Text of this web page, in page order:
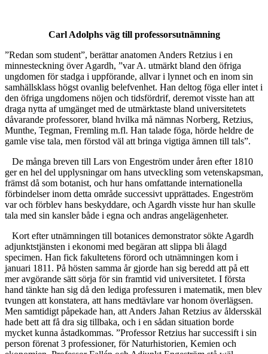
Carl Adolphs väg till professorsutnämning
”Redan som student”, berättar anatomen Anders Retzius i en
minnesteckning över Agardh, ”var A. utmärkt bland den öfriga
ungdomen för stadga i uppförande, allvar i lynnet och en inom sin
samhällsklass högst ovanlig belefvenhet. Han deltog föga eller intet i
den öfriga ungdomens nöjen och tidsfördrif, deremot visste han att
draga nytta af umgänget med de utmärktaste bland universitetets
dåvarande professorer, bland hvilka må nämnas Norberg, Retzius,
Munthe, Tegman, Fremling m.fl. Han talade föga, hörde heldre de
gamle vise tala, men förstod väl att bringa vigtiga ämnen till tals”.
De många breven till Lars von Engeström under åren efter 1810
ger en hel del upplysningar om hans utveckling som vetenskapsman,
främst då som botanist, och hur hans omfattande internationella
förbindelser inom detta område successivt upprättades. Engeström
var och förblev hans beskyddare, och Agardh visste hur han skulle
tala med sin kansler både i egna och andras angelägenheter.
Kort efter utnämningen till botanices demonstrator sökte Agardh
adjunktstjänsten i ekonomi med begäran att slippa bli ålagd
specimen. Han fick fakultetens förord och utnämningen kom i
januari 1811. På hösten samma år gjorde han sig beredd att på ett
mer avgörande sätt sörja för sin framtid vid universitetet. I första
hand tänkte han sig då den lediga professuren i matematik, men blev
tvungen att konstatera, att hans medtävlare var honom överlägsen.
Men samtidigt påpekade han, att Anders Jahan Retzius av åldersskäl
hade bett att få dra sig tillbaka, och i en sådan situation borde
mycket kunna åstadkommas. ”Professor Retzius har successift i sin
person förenat 3 professioner, för Naturhistorien, Kemien och